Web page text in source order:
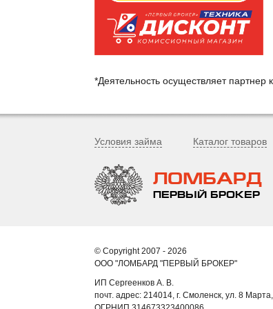
*Деятельность осуществляет
Условия займа Каталог товаров
ЛОМБАРД
ПЕРВЫЙ БРОКЕР
© Copyright 2007 - 2026
ООО "ЛОМБАРД "ПЕРВЫЙ БРОКЕР"
ИП Сергеенков А. В.
почт. адрес: 214014, г. Смоленск, ул. 8